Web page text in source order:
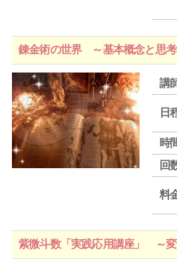
錬金術の世界 ～基本概念と思考
講
日
時
回
料
紫微斗数「実践応用講座」 ～